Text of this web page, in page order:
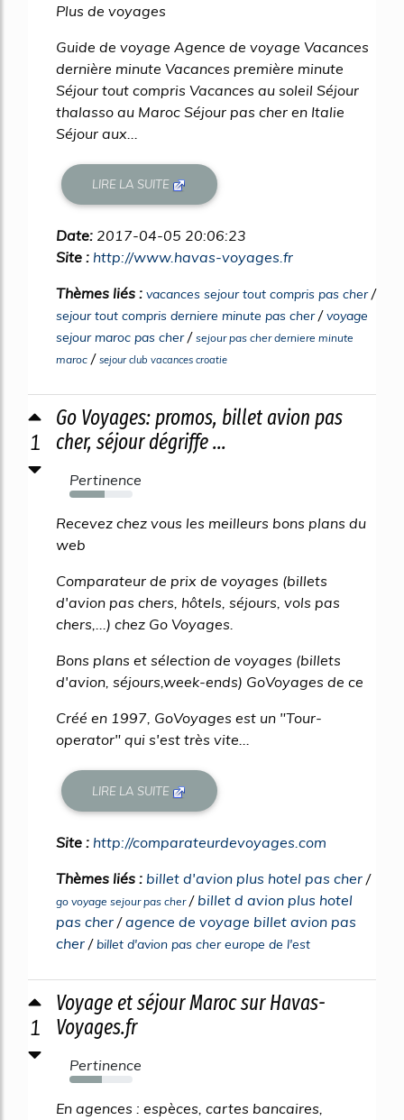
Plus de voyages
Guide de voyage Agence de voyage Vacances
dernière minute Vacances première minute
Séjour tout compris Vacances au soleil Séjour
thalasso au Maroc Séjour pas cher en Italie
Séjour aux...
LIRE LA SUITE
Date: 2017-04-05 20:06:23
Site : http://www.havas-voyages.fr
Thèmes liés : vacances sejour tout compris pas cher/
sejour tout compris derniere minute pas cher/voyage
sejour maroc pas cher/ sejour pas cher derniere minute
maroc / sejour club vacances croatie
1
Go Voyages: promos, billet avion pas
cher, séjour dégriffe ...
Pertinence
56%
Recevez chez vous les meilleurs bons plans du
web
Comparateur de prix de voyages (billets
d'avion pas chers, hôtels, séjours, vols pas
chers,...) chez Go Voyages.
Bons plans et sélection de voyages (billets
d'avion, séjours,week-ends) GoVoyages de ce
Créé en 1997, GoVoyages est un "Tour-
operator" qui s'est très vite...
LIRE LA SUITE
Site : http://comparateurdevoyages.com
Thèmes liés : billet d'avion plus hotel pas cher /
go voyage sejour pas cher/ billet d avion plus hotel
pas cher /agence de voyage billet avion pas
cher /billet d'avion pas cher europe de l'est
1
Voyage et séjour Maroc sur Havas-
Voyages.fr
Pertinence
52%
En agences : espèces, cartes bancaires,